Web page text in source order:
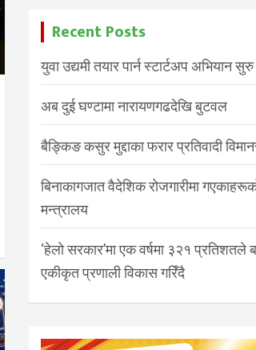
Recent Posts
युवा उद्यमी तयार पार्न स्टार्टअप अभियान सुरु
अब दुई घण्टामा नारायणगढदेखि बुटवल
बैङ्किङ कसुर मुद्दाका फरार प्रतिवादी
बिनाकागजात वैदेशिक रोजगारीमा गएकाहरूको
मन्त्रालय
‘हेलो सरकार’मा एक वर्षमा ३२१ प्रतिशतले
एकीकृत प्रणाली विकास गरिँदै